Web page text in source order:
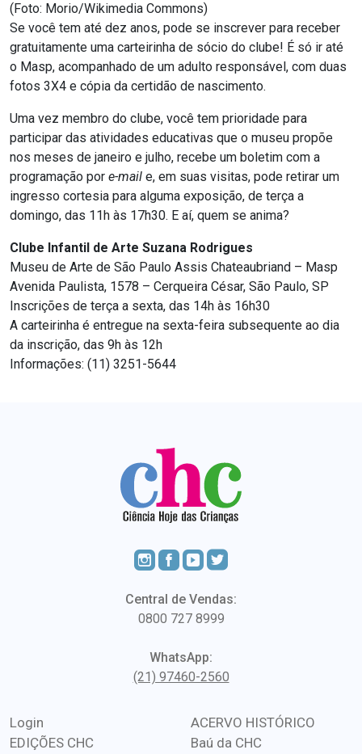
(Foto: Morio/Wikimedia Commons)
Se você tem até dez anos, pode se inscrever para receber
gratuitamente uma carteirinha de sócio do clube! É só ir até
o Masp, acompanhado de um adulto responsável, com duas
fotos 3X4 e cópia da certidão de nascimento.
Uma vez membro do clube, você tem prioridade para
participar das atividades educativas que o museu propõe
nos meses de janeiro e julho, recebe um boletim com a
programação por e-mail e, em suas visitas, pode retirar um
ingresso cortesia para alguma exposição, de terça a
domingo, das 11h às 17h30. E aí, quem se anima?
Clube Infantil de Arte Suzana Rodrigues
Museu de Arte de São Paulo Assis Chateaubriand – Masp
Avenida Paulista, 1578 – Cerqueira César, São Paulo, SP
Inscrições de terça a sexta, das 14h às 16h30
A carteirinha é entregue na sexta-feira subsequente ao dia
da inscrição, das 9h às 12h
Informações: (11) 3251-5644
Central de Vendas:
0800 727 8999
WhatsApp:
(21) 97460-2560
Login
EDIÇÕES CHC
ACERVO HISTÓRICO
Baú da CHC